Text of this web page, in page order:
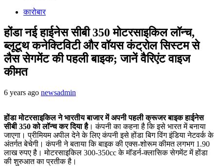
कारोबार
होंडा नई हाईनेस सीबी 350 मोटरसाइकिल लॉन्च,
ब्लूटूथ कनेक्टिविटी और वॉयस कंट्रोल सिस्टम से
लैस सेगमेंट की पहली बाइक; जानें वैरिएंट वाइज
कीमत
6 years ago newsadmin
होंडा मोटरसाइकिल ने भारतीय बाजार में अपनी पहली क्रूजर बाइक हाईनेस
सीबी 350 को लॉन्च कर दिया है। कंपनी का कहना है कि इसे भारत में बनाया
जाएगा। प्रीमियम अपील देने के लिए कंपनी इसे होंडा बिग विंग इंडिया नेटवर्क के
अंतर्गत बेचेगी। कंपनी ने बताया कि बाइक की एक्स-शोरूम कीमत लगभग 1.90
लाख रुपए है। मोटरसाइकिल 300-350cc के मॉडर्न-क्लासिक सेगमेंट में होंडा
की शुरुआत का प्रतीक है।